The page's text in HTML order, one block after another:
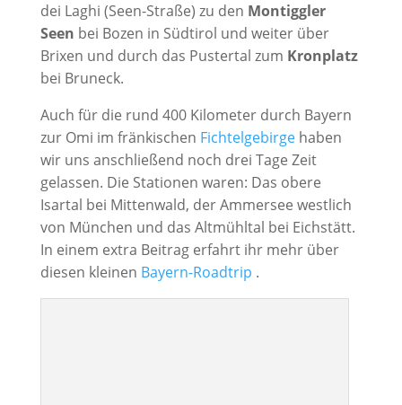
dei Laghi (Seen-Straße) zu den Montiggler
Seen bei Bozen in Südtirol und weiter über
Brixen und durch das Pustertal zum Kronplatz
bei Bruneck.
Auch für die rund 400 Kilometer durch Bayern
zur Omi im fränkischen Fichtelgebirgehaben
wir uns anschließend noch drei Tage Zeit
gelassen. Die Stationen waren: Das obere
Isartal bei Mittenwald, der Ammersee westlich
von München und das Altmühltal bei Eichstätt.
In einem extra Beitrag erfahrt ihr mehr über
diesen kleinen Bayern-Roadtrip .